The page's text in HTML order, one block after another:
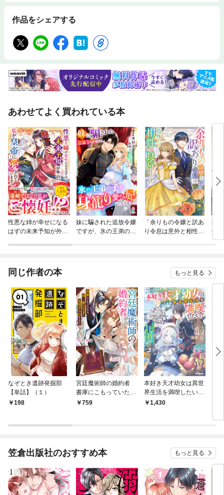
作品をシェアする
あわせてよく買われている本
性悪な姉が幸せになる
はずの未来予知が外
妹に騙された追放令嬢
ですが、氷の王弟の子
「余りもの令嬢と訳あ
り令息は意外と相性が
私
令
て
同じ作者の本 もっと見る
なぞとき遺跡発掘部
【単話】（１）
198
宮廷魔術師の婚約者
書庫にこもっていた
ら、国一番の天才に見
759
本好き天才幼女は異世
界生活を満喫したい！
1 ～氷の王子様に拾
1,430
な
笠倉出版社のおすすめ本 もっと見る